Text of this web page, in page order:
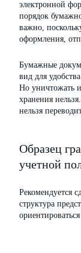
электронной
порядок
важно,
оформления,
Бумажные
вид для
Но уничтожать
хранения
нельзя
Образец
учетной
Рекомендуется
структура